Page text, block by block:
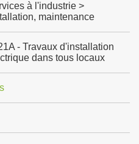
à l'industrie >
maintenance
- Travaux d'installation
dans tous locaux